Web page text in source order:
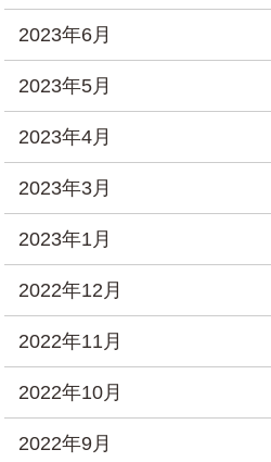
2023年6月
2023年5月
2023年4月
2023年3月
2023年1月
2022年12月
2022年11月
2022年10月
2022年9月